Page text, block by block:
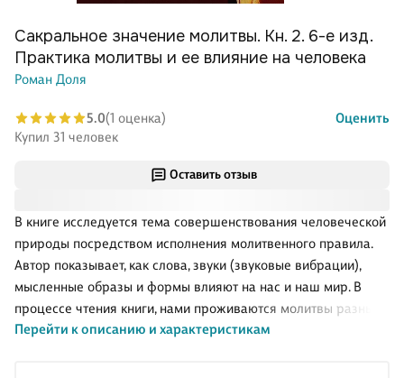
Оставить отзыв
В книге исследуется тема совершенствования человеческой
природы посредством исполнения молитвенного правила.
Автор показывает, как слова, звуки (звуковые вибрации),
мысленные образы и формы влияют на нас и наш мир. В
процессе чтения книги, нами проживаются молитвы разных
времен и народов как некое сокровенное таинство единства
Перейти к описанию и характеристикам
Сакральное значение молитвы. Кн. 2. 6-е изд.
Практика молитвы и ее влияние на человека
Роман Доля
5.0(1 оценка)
Оценить
Купил 31 человек